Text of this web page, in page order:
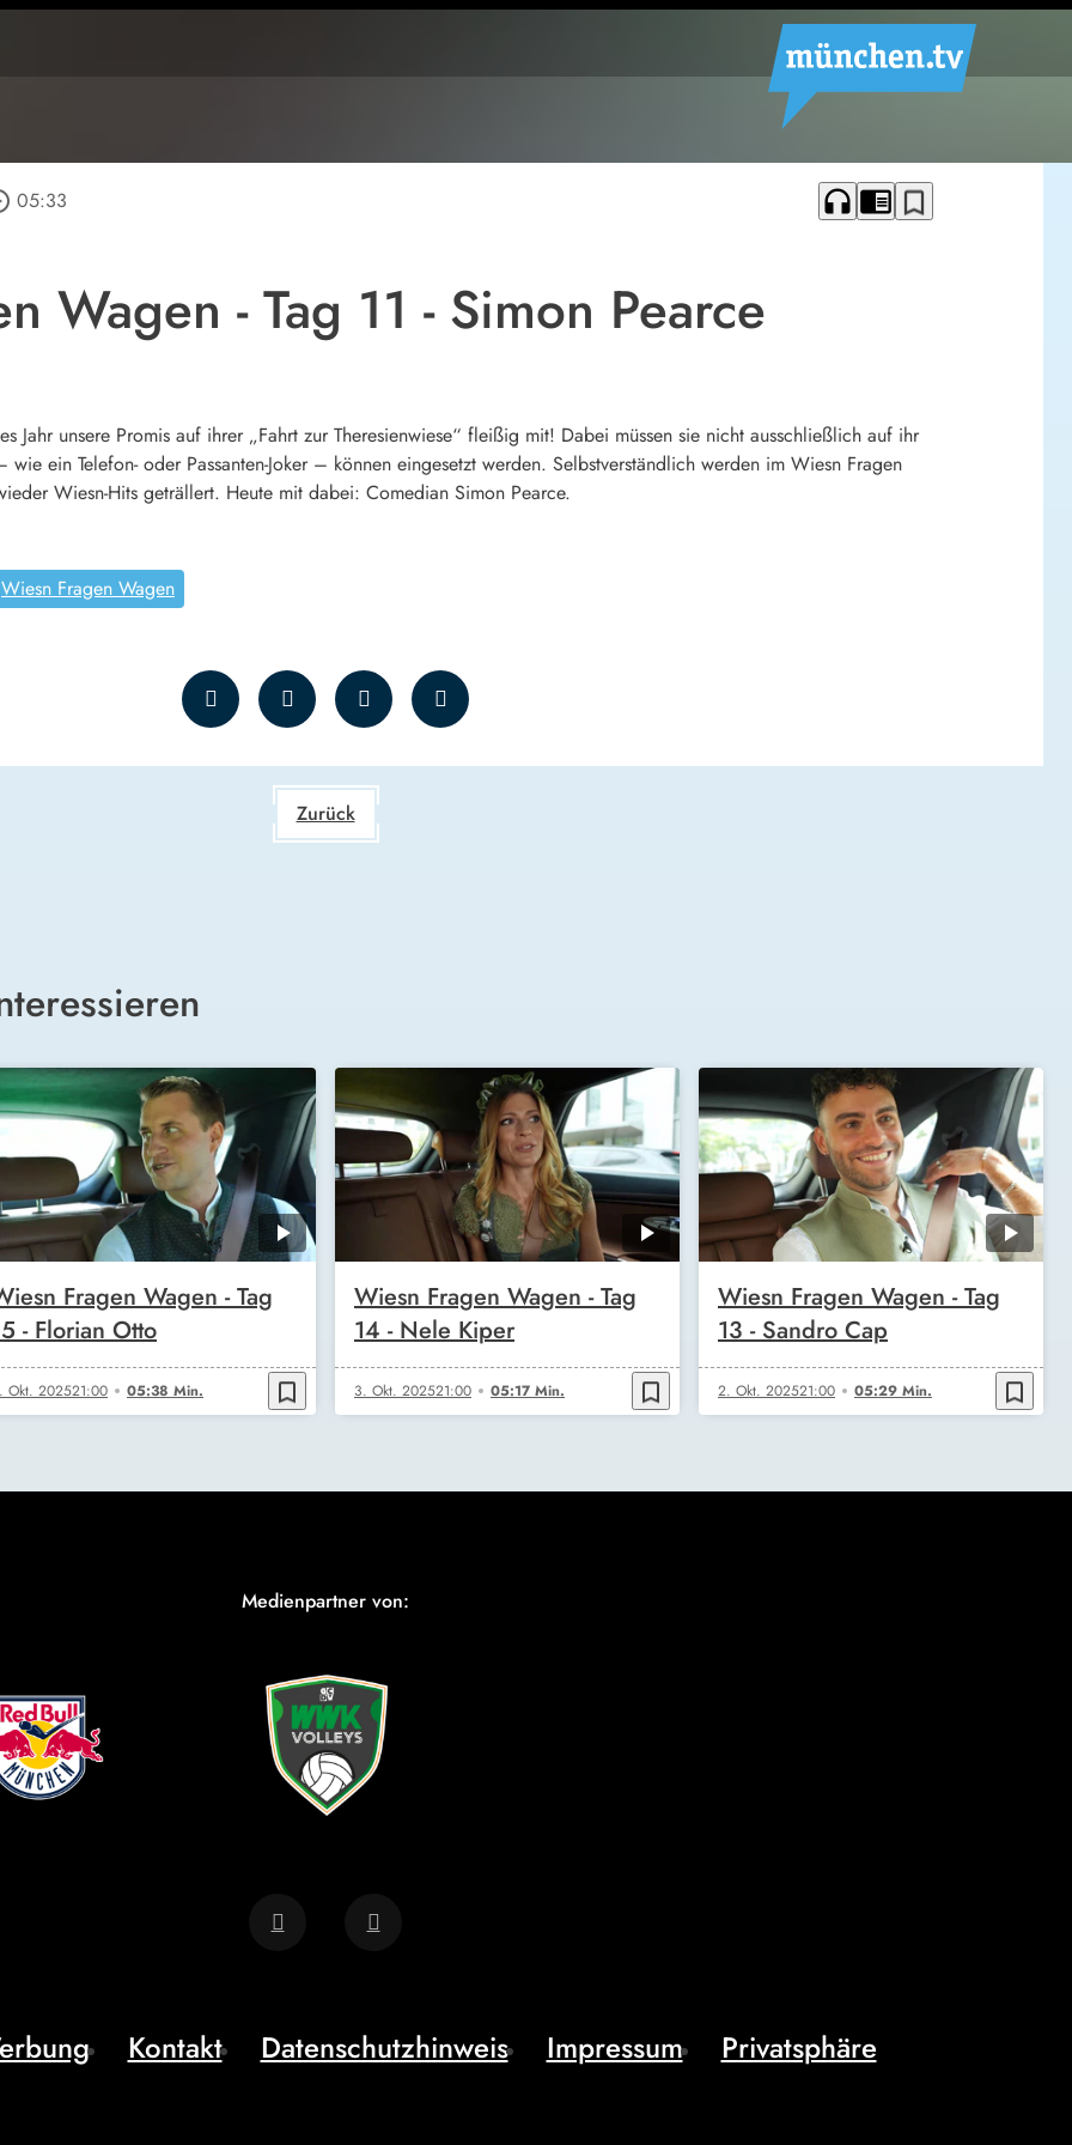
05:33 headphones chrome_reader_mode bookmark_border
Wagen - Tag 11 - Simon Pearce
Jahr unsere Promis auf ihrer „Fahrt zur Theresienwiese“ fleißig mit! Dabei müssen sie nicht ausschließlich auf ihr
ein Telefon- oder Passanten-Joker – können eingesetzt werden. Selbstverständlich werden im Wiesn Fragen
Wiesn-Hits geträllert. Heute mit dabei: Comedian Simon Pearce.
Wiesn Fragen Wagen
Zurück
Fragen Wagen - Tag
- Florian Otto
Okt. 202521:00 05:38 Min. bookmark_border
Wiesn Fragen Wagen - Tag
14 - Nele Kiper
3. Okt. 202521:00 05:17 Min. bookmark_border
Wiesn Fragen Wagen - Tag
13 - Sandro Cap
2. Okt. 202521:00 05:29 Min. bookmark_border
Medienpartner von:
Kontakt Datenschutzhinweis Impressum Privatsphäre